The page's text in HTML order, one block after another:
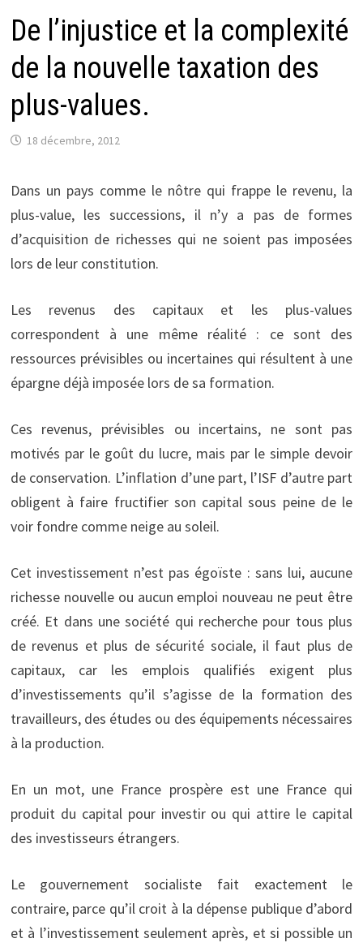
De l’injustice et la complexité
de la nouvelle taxation des
plus-values.
18 décembre, 2012
Dans un pays comme le nôtre qui frappe le revenu, la
plus-value, les successions, il n’y a pas de formes
d’acquisition de richesses qui ne soient pas imposées
lors de leur constitution.
Les revenus des capitaux et les plus-values
correspondent à une même réalité : ce sont des
ressources prévisibles ou incertaines qui résultent à une
épargne déjà imposée lors de sa formation.
Ces revenus, prévisibles ou incertains, ne sont pas
motivés par le goût du lucre, mais par le simple devoir
de conservation. L’inflation d’une part, l’ISF d’autre part
obligent à faire fructifier son capital sous peine de le
voir fondre comme neige au soleil.
Cet investissement n’est pas égoïste : sans lui, aucune
richesse nouvelle ou aucun emploi nouveau ne peut être
créé. Et dans une société qui recherche pour tous plus
de revenus et plus de sécurité sociale, il faut plus de
capitaux, car les emplois qualifiés exigent plus
d’investissements qu’il s’agisse de la formation des
travailleurs, des études ou des équipements nécessaires
à la production.
En un mot, une France prospère est une France qui
produit du capital pour investir ou qui attire le capital
des investisseurs étrangers.
Le gouvernement socialiste fait exactement le
contraire, parce qu’il croit à la dépense publique d’abord
et à l’investissement seulement après, et si possible un